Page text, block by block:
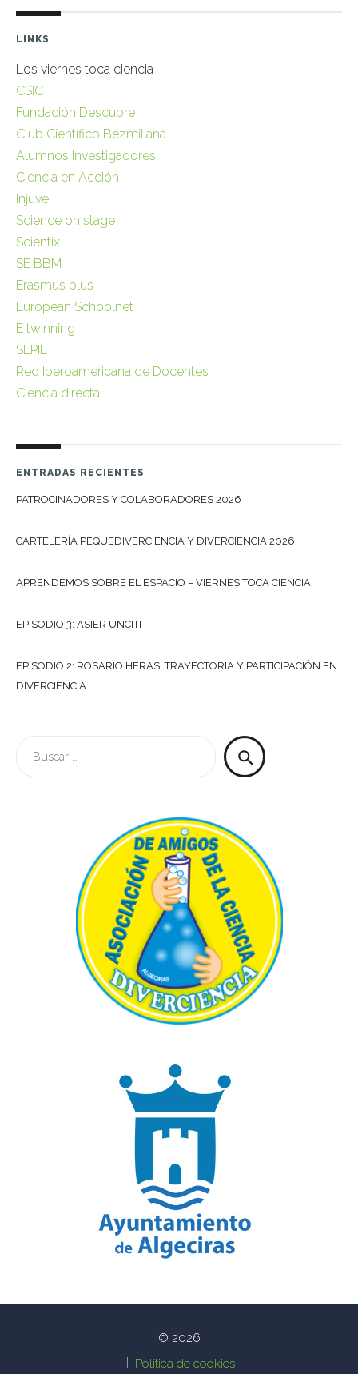
LINKS
Los viernes toca ciencia
CSIC
Fundación Descubre
Club Científico Bezmiliana
Alumnos Investigadores
Ciencia en Acción
Injuve
Science on stage
Scientix
SE BBM
Erasmus plus
European Schoolnet
E twinning
SEPIE
Red Iberoamericana de Docentes
Ciencia directa
ENTRADAS RECIENTES
PATROCINADORES Y COLABORADORES 2026
CARTELERÍA PEQUEDIVERCIENCIA Y DIVERCIENCIA 2026
APRENDEMOS SOBRE EL ESPACIO – VIERNES TOCA CIENCIA
EPISODIO 3: ASIER UNCITI
EPISODIO 2: ROSARIO HERAS: TRAYECTORIA Y PARTICIPACIÓN EN
DIVERCIENCIA.
search
© 2026
Política de cookies